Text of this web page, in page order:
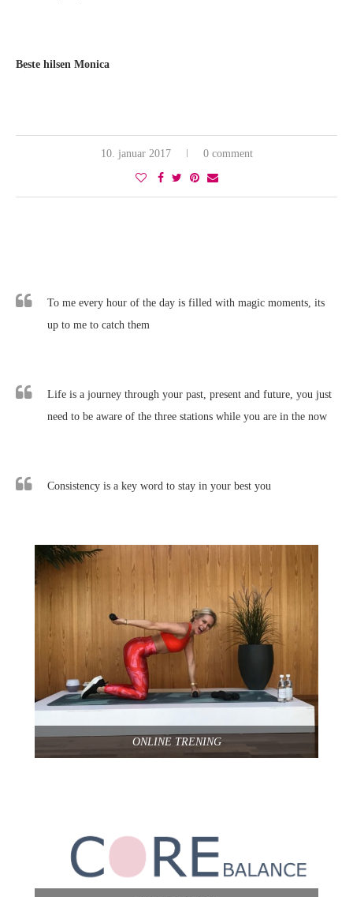
Beste hilsen Monica
10. januar 2017 0 comment
To me every hour of the day is filled with magic moments, its
up to me to catch them
Life is a journey through your past, present and future, you just
need to be aware of the three stations while you are in the now
Consistency is a key word to stay in your best you
ONLINE TRENING